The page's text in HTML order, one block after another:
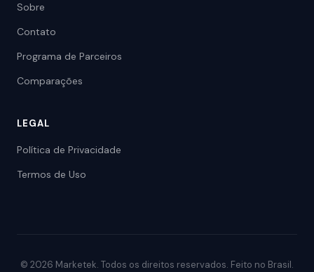
Sobre
Contato
Programa de Parceiros
Comparações
LEGAL
Política de Privacidade
Termos de Uso
© 2026 Marketek. Todos os direitos reservados. Feito no Brasil.